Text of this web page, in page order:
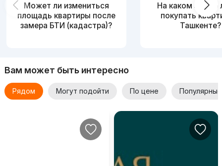
Может ли измениться
площадь квартиры после
замера БТИ (кадастра)?
На каком этаже
покупать
Ташкенте?
Вам может быть интересно
Рядом Могут подойти По цене Популярные